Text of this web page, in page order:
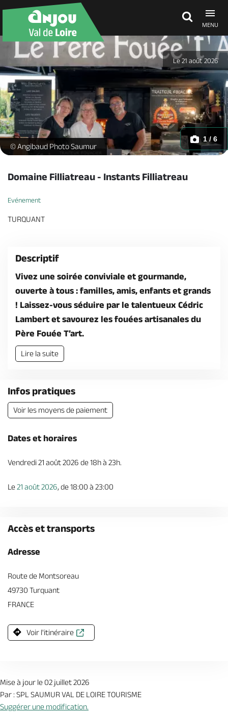
MENU
Découvrir
À voir, à faire
Agenda
Séjours, cadeaux
Brochures & Cartes Offices de tourisme Comment venir ? Ecrivez-nous
Fouées - _1 -
© Angibaud Photo Saumur
1 / 6
Le 21 août 2026
Domaine Filliatreau - Instants Filliatreau
Evénement
TURQUANT
Descriptif
Vivez une soirée conviviale et gourmande,
ouverte à tous : familles, amis, enfants et grands
! Laissez-vous séduire par le talentueux Cédric
Lambert et savourez les fouées artisanales du
Père Fouée T’art.
Lire la suite
Infos pratiques
Voir les moyens de paiement
Dates et horaires
Vendredi 21 août 2026 de 18h à 23h.
Le21 août 2026, de 18:00 à 23:00
Accès et transports
Adresse
Route de Montsoreau
49730 Turquant
FRANCE
Voir l'itinéraire
Mise à jour le 02 juillet 2026
Par : SPL SAUMUR VAL DE LOIRE TOURISME
Suggérer une modification.